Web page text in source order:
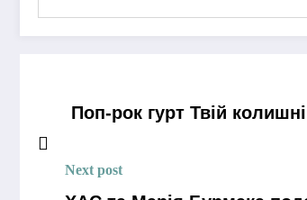
Поп-рок гурт Твій
Next post